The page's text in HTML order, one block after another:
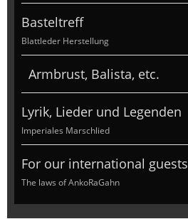
Basteltreff
Blattleder Herstellung
Armbrust, Balista, etc.
Lyrik, Lieder und Legenden
Imperiales Marschlied
For our international guests
The laws of AnkoRaGahn